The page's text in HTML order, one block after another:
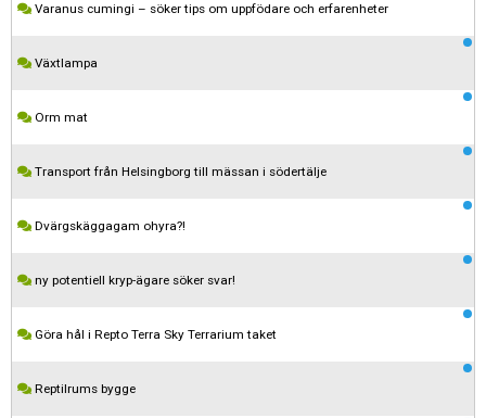
Varanus cumingi – söker tips om uppfödare och erfarenheter
Växtlampa
Orm mat
Transport från Helsingborg till mässan i södertälje
Dvärgskäggagam ohyra?!
ny potentiell kryp-ägare söker svar!
Göra hål i Repto Terra Sky Terrarium taket
Reptilrums bygge